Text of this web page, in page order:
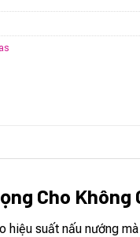
Cho Không
suất nấu nướng